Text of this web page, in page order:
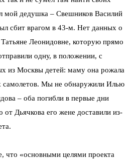
мой дедушка – Свешников Василий
сбит врагом в 43-м. Нет данных о
Леонидовне, которую прямо
одну, в положении, с
из Москвы детей: маму она рожала
самолетов. Мы не обнаружили Илью
– оба погибли в первые дни
Дьячкова его жене доставили из-
что «основными целями проекта